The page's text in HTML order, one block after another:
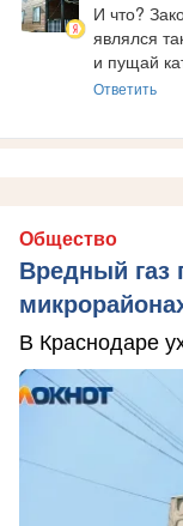
И что?
являлся
и пущай
Ответить
Общество
Вредный газ
В Краснодаре